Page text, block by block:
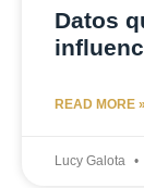
Datos
READ MORE »
Lucy Galota